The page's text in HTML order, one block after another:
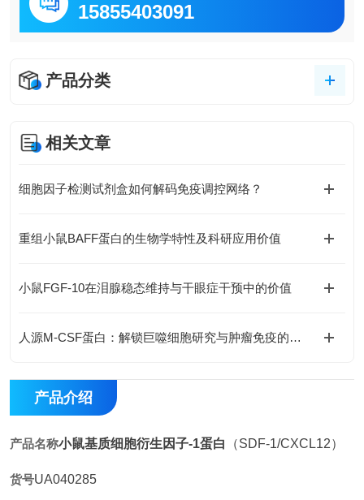
15855403091
产品分类
相关文章
细胞因子检测试剂盒如何解码免疫调控网络？
重组小鼠BAFF蛋白的生物学特性及科研应用价值
小鼠FGF-10在泪腺稳态维持与干眼症干预中的价值
人源M-CSF蛋白：解锁巨噬细胞研究与肿瘤免疫的科研密钥
产品介绍
产品名称小鼠基质细胞衍生因子-1蛋白 （SDF-1/CXCL12）
货号UA040285